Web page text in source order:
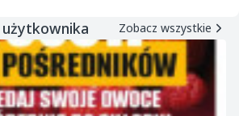
użytkownika Zobacz wszystkie